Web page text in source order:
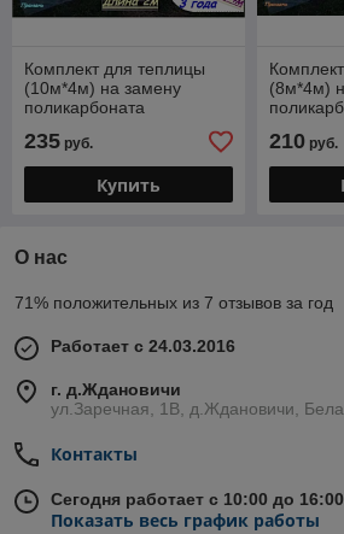
Комплект для теплицы
(10м*4м) на замену
поликарбоната
235 руб.
Купить
(8м*4м)
210руб.
О нас
71% положительных из 7 отзывов за год
Работает с 24.03.2016
г. д.Ждановичи
ул.Заречная, 1В, д.Ждановичи,
Контакты
Сегодня работает с 10:00 до 16:00
Показать весь график работы